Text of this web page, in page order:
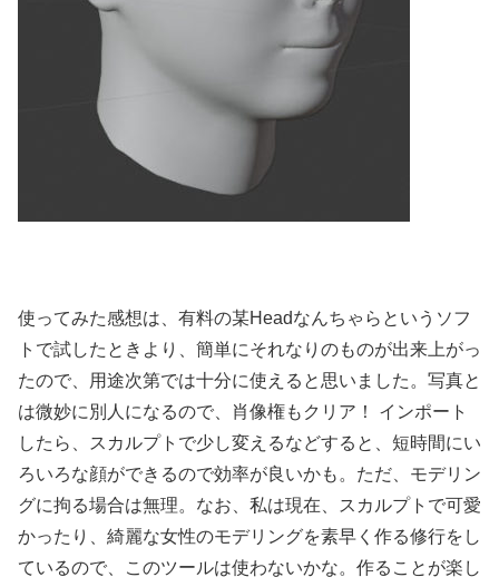
使ってみた感想は、有料の某Headなんちゃらというソフ
トで試したときより、簡単にそれなりのものが出来上がっ
たので、用途次第では十分に使えると思いました。写真と
は微妙に別人になるので、肖像権もクリア！ インポート
したら、スカルプトで少し変えるなどすると、短時間にい
ろいろな顔ができるので効率が良いかも。ただ、モデリン
グに拘る場合は無理。なお、私は現在、スカルプトで可愛
かったり、綺麗な女性のモデリングを素早く作る修行をし
ているので、このツールは使わないかな。作ることが楽し